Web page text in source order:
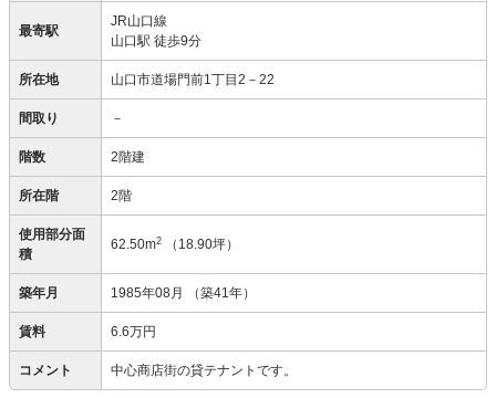
最寄駅
JR山口線
山口駅 徒歩9分
所在地 山口市道場門前1丁目2－22
間取り －
階数 2階建
所在階 2階
使用部分面
積
62.50m2 （18.90坪）
築年月 1985年08月 （築41年）
賃料 6.6万円
コメント 中心商店街の貸テナントです。